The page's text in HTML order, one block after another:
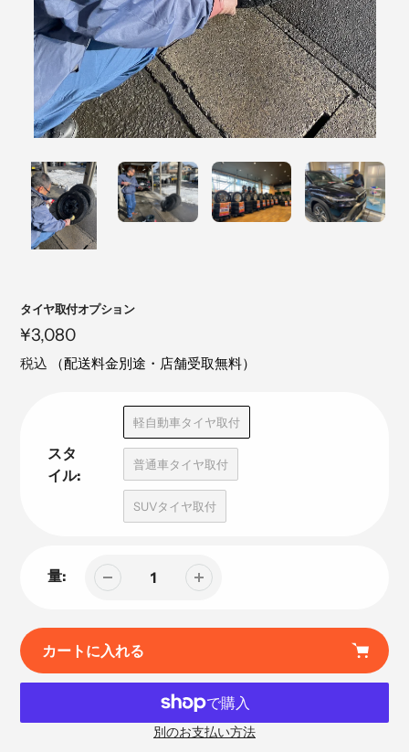
注
目
の
タイヤ取付オプション
定
価
¥3,080
税込 （配送料金別途・店舗受取無料）
スタ
イル:
軽自動車タイヤ取付
普通車タイヤ取付
SUVタイヤ取付
量:
カートに入れる
別のお支払い方法